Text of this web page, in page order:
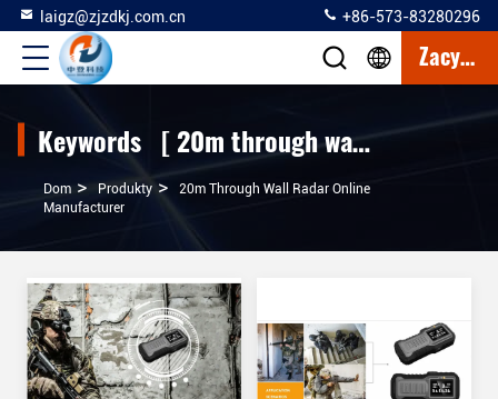
laigz@zjzdkj.com.cn +86-573-83280296
Zacytować
Keywords [ 20m through wall radar ] Match 4 produkty
Dom > Produkty >
20m Through Wall Radar Online
Manufacturer